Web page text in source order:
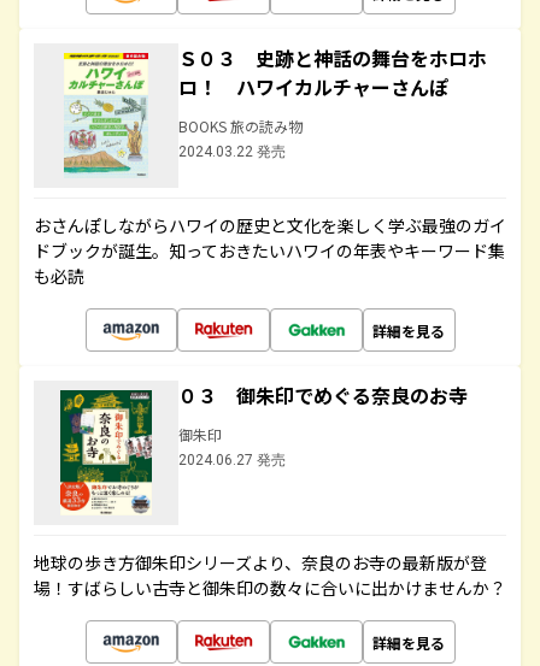
Ｓ０３ 史跡と神話の舞台をホロホ
ロ！ ハワイカルチャーさんぽ
BOOKS 旅の読み物
2024.03.22 発売
おさんぽしながらハワイの歴史と文化を楽しく学ぶ最強のガイ
ドブックが誕生。知っておきたいハワイの年表やキーワード集
も必読
詳細を見る
０３ 御朱印でめぐる奈良のお寺
御朱印
2024.06.27 発売
地球の歩き方御朱印シリーズより、奈良のお寺の最新版が登
場！すばらしい古寺と御朱印の数々に合いに出かけませんか？
詳細を見る